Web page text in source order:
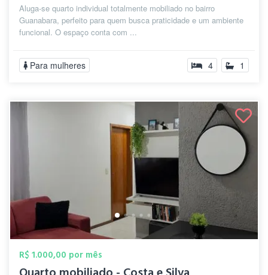
Aluga-se quarto individual totalmente mobiliado no bairro
Guanabara, perfeito para quem busca praticidade e um ambiente
funcional. O espaço conta com ...
Para mulheres 4 1
R$ 1.000,00 por mês